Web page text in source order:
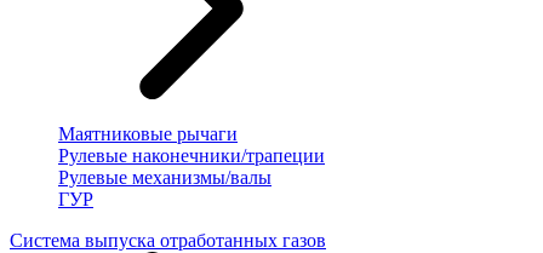
Маятниковые рычаги
Рулевые наконечники/трапеции
Рулевые механизмы/валы
ГУР
Система выпуска отработанных газов